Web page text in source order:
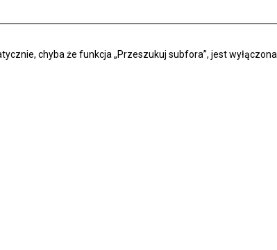
chyba że funkcja „Przeszukuj subfora”, jest wyłączona.